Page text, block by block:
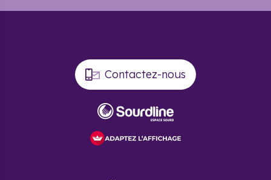
Contactez-nous